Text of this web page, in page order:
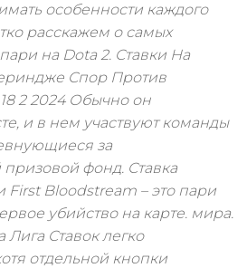
особенности каждого
расскажем о самых
на Dota 2. Ставки На
Спор Против
2 2024 Обычно он
и в нем участвуют команды
за
фонд. Ставка
First Bloodstream – это пари
убийство на карте. мира.
Лига Ставок легко
отдельной кнопки